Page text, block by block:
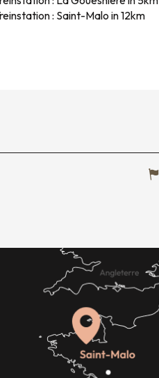
: Saint-Malo in 12km